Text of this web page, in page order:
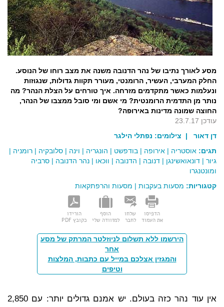
מסע לאורך נתיבו של נהר הדנובה משנה את מצב רוחו של הנוסע.
החלק המערבי, העשיר, הרומנטי, מעורר תקוות גדולות, שנגוזות
ונעלמות כאשר מתקדמים מזרחה. איך טורחים על הצלת הנהר? מה
נותר מן התדמית הרומנטית? מי אשם ומי סובל ממצבו של הנהר,
החוצה שמונה מדינות באירופה?
עודכן 23.7.17
דן דאור
| צילומים: נפתלי הילגר
תגים: אוסטריה | אירופה | בודפשט | הונגריה | וינה | סלובקיה | רומניה |
גיור | דונאואשינגן | דנובה | הדנובה | ווכאו | נהר הדנובה | סרביה
ומונטנגרו
קטגוריות: מסעות בעקבות | מסעות והרפתקאות
הדפיסו
את העמוד
שלחו
לחבר
הוסף
למזוודה שלי
הורידו
כקובץ PDF
הירשמו ללא תשלום לניוזלטר המרתק של מסע
אחר
והמגזין אצלכם במייל עם כתבות, המלצות
וטיפים
אין עוד נהר כזה בעולם. יש אמנם גדולים יותר: עם 2,850